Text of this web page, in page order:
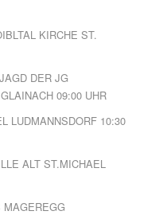
KIRCHE ST.
DER JG
09:00 UHR
LUDMANNSDORF 10:30
ALT ST.MICHAEL
MAGEREGG